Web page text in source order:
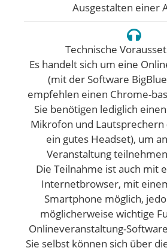
Ausgestalten einer
Technische
Es handelt sich um eine
(mit der Software
empfehlen einen Chrome-
Sie benötigen lediglich
Mikrofon und
ein gutes Headset), um
Veranstaltung
Die Teilnahme ist auch mit
Internetbrowser, mit
Smartphone möglich,
möglicherweise wichtige
Onlineveranstaltung-
Sie selbst können sich über